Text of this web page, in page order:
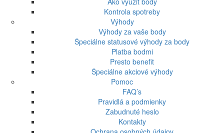
Kontrola spotreby
Výhody
Výhody za vaše body
Špeciálne statusové výhody za body
Platba bodmi
Presto benefit
Špeciálne akciové výhody
Pomoc
FAQ’s
Pravidlá a podmienky
Zabudnuté heslo
Kontakty